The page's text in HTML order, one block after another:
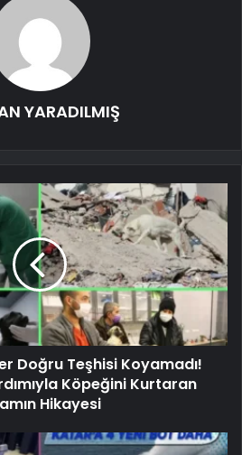
YARADILMIŞ
Doğru Teşhisi Koyamadı!
Köpeğini Kurtaran
Hikayesi